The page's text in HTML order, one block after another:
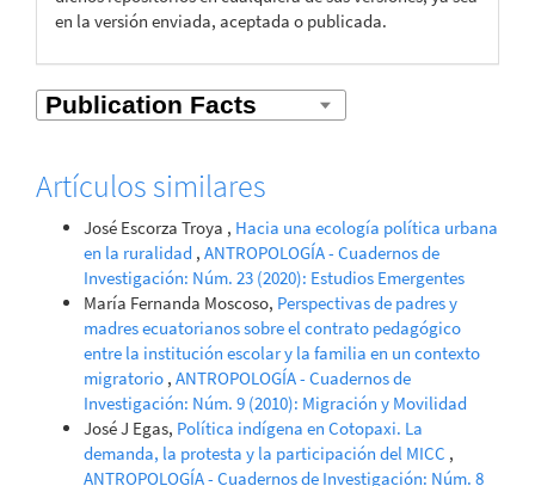
en la versión enviada, aceptada o publicada.
Artículos similares
José Escorza Troya , Hacia una ecología política urbana
en la ruralidad , ANTROPOLOGÍA - Cuadernos de
Investigación: Núm. 23 (2020): Estudios Emergentes
María Fernanda Moscoso, Perspectivas de padres y
madres ecuatorianos sobre el contrato pedagógico
entre la institución escolar y la familia en un contexto
migratorio , ANTROPOLOGÍA - Cuadernos de
Investigación: Núm. 9 (2010): Migración y Movilidad
José J Egas, Política indígena en Cotopaxi. La
demanda, la protesta y la participación del MICC ,
ANTROPOLOGÍA - Cuadernos de Investigación: Núm. 8